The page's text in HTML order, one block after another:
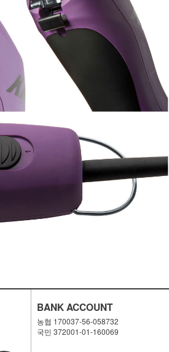
BANK ACCOUNT
농협 170037-56-058732
국민 372001-01-160069